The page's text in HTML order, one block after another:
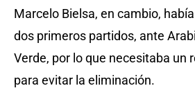
Marcelo Bielsa, en cambio,
dos primeros partidos, ante
Verde, por lo que necesitaba un
para evitar la eliminación.